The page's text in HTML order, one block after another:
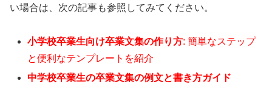
い場合は、次の記事も参照してみてください。
小学校卒業生向け卒業文集の作り方: 簡単なステップ
と便利なテンプレートを紹介
中学校卒業生の卒業文集の例文と書き方ガイド